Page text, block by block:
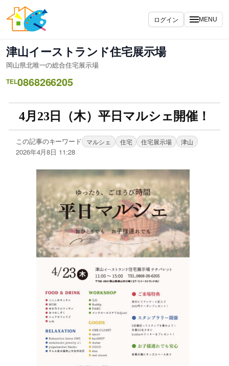
ログイン MENU
津山イーストランド住宅展示場
岡山県北唯一の総合住宅展示場
TEL0868266205
4月23日（木）平日マルシェ開催！
この記事のキーワード マルシェ 住宅 住宅展示場 津山
2026年4月8日 11:28